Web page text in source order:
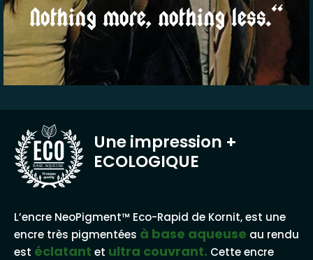
Nothing more, nothing less.“
BASE AQUEUSE
Une impression +
ECOLOGIQUE
L’encre NeoPigment™ Eco-Rapid de Kornit, est une
encre très pigmentées à base aqueuse au rendu
est éclatant et ultra couvrant. Cette encre